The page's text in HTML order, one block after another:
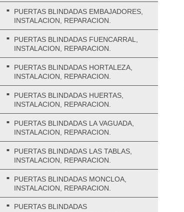
PUERTAS BLINDADAS EMBAJADORES,
INSTALACION, REPARACION.
PUERTAS BLINDADAS FUENCARRAL,
INSTALACION, REPARACION.
PUERTAS BLINDADAS HORTALEZA,
INSTALACION, REPARACION.
PUERTAS BLINDADAS HUERTAS,
INSTALACION, REPARACION.
PUERTAS BLINDADAS LA VAGUADA,
INSTALACION, REPARACION.
PUERTAS BLINDADAS LAS TABLAS,
INSTALACION, REPARACION.
PUERTAS BLINDADAS MONCLOA,
INSTALACION, REPARACION.
PUERTAS BLINDADAS